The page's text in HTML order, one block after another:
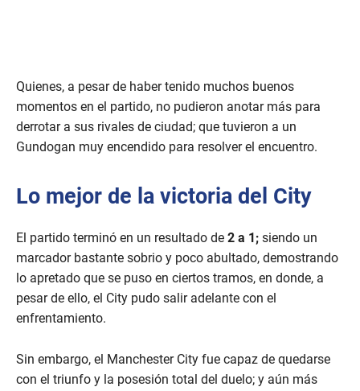
Quienes, a pesar de haber tenido muchos buenos
momentos en el partido, no pudieron anotar más para
derrotar a sus rivales de ciudad; que tuvieron a un
Gundogan muy encendido para resolver el encuentro.
Lo mejor de la victoria del City
El partido terminó en un resultado de 2 a 1; siendo un
marcador bastante sobrio y poco abultado, demostrando
lo apretado que se puso en ciertos tramos, en donde, a
pesar de ello, el City pudo salir adelante con el
enfrentamiento.
Sin embargo, el Manchester City fue capaz de quedarse
con el triunfo y la posesión total del duelo; y aún más